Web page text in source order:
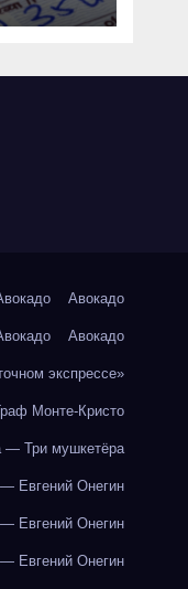
Авокадо
Авокадо
экспрессе»
Монте-Кристо
Три мушкетёра
Евгений Онегин
Евгений Онегин
Евгений Онегин